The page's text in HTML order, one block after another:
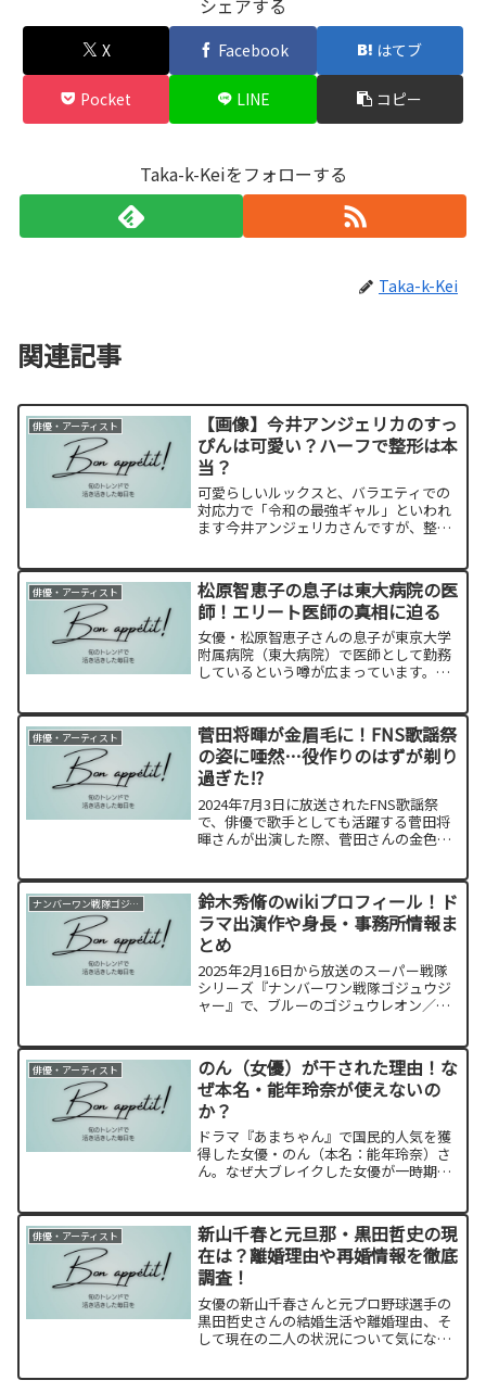
シェアする
X Facebook はてブ
Pocket LINE コピー
Taka-k-Keiをフォローする
Taka-k-Kei
関連記事
俳優・アーティスト
【画像】今井アンジェリカのすっ
ぴんは可愛い？ハーフで整形は本
当？
可愛らしいルックスと、バラエティでの
対応力で「令和の最強ギャル」といわれ
ます今井アンジェリカさんですが、整形
動画、すっぴんの時と比較して検証しま
す！
俳優・アーティスト
松原智恵子の息子は東大病院の医
師！エリート医師の真相に迫る
女優・松原智恵子さんの息子が東京大学
附属病院（東大病院）で医師として勤務
しているという噂が広まっています。そ
俳優・アーティスト
菅田将暉が金眉毛に！FNS歌謡祭
の姿に唖然…役作りのはずが剃り
過ぎた!?
2024年7月3日に放送されたFNS歌謡祭
で、俳優で歌手としても活躍する菅田将
暉さんが出演した際、菅田さんの金色に
についての背景や、SNS上の反応をまと
めました。
ナンバーワン戦隊ゴジュウジャー
鈴木秀脩のwikiプロフィール！ド
ラマ出演作や身長・事務所情報ま
とめ
2025年2月16日から放送のスーパー戦隊
シリーズ『ナンバーワン戦隊ゴジュウジ
ャー』で、ブルーのゴジュウレオン／百
ィールやこれまでの出演作について詳し
く紹介します。
俳優・アーティスト
のん（女優）が干された理由！な
ぜ本名・能年玲奈が使えないの
か？
ドラマ『あまちゃん』で国民的人気を獲
得した女優・のん（本名：能年玲奈）さ
ん。なぜ大ブレイクした女優が一時期メ
改名の背景、そして完全復帰の兆しまで
解説していきます。
俳優・アーティスト
新山千春と元旦那・黒田哲史の現
在は？離婚理由や再婚情報を徹底
調査！
女優の新山千春さんと元プロ野球選手の
黒田哲史さんの結婚生活や離婚理由、そ
して現在の二人の状況について気になる